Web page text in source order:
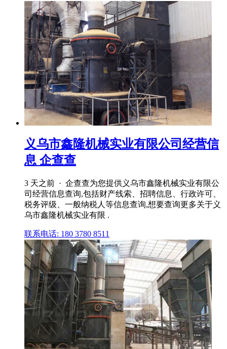
义乌市鑫隆机械实业有限公司经营信
息 企查查
3 天之前 · 企查查为您提供义乌市鑫隆机械实业有限公
司经营信息查询,包括财产线索、招聘信息、行政许可、
税务评级、一般纳税人等信息查询,想要查询更多关于义
乌市鑫隆机械实业有限 .
联系电话: 180 3780 8511